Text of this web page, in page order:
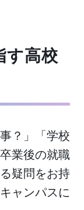
す高校
？」「学校
業後の就職
疑問をお持
ャンパスに